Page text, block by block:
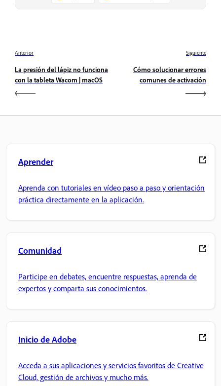
Anterior
La presión del lápiz no funciona
con la tableta Wacom | macOS
Siguiente
Cómo solucionar errores
comunes de activación
Aprender
Aprenda con tutoriales en vídeo paso a paso y orientación
práctica directamente en la aplicación.
Comunidad
Participe en debates, encuentre respuestas, aprenda de
expertos y comparta sus conocimientos.
Inicio de Adobe
Acceda a sus aplicaciones y servicios favoritos de Creative
Cloud, gestión de archivos y mucho más.